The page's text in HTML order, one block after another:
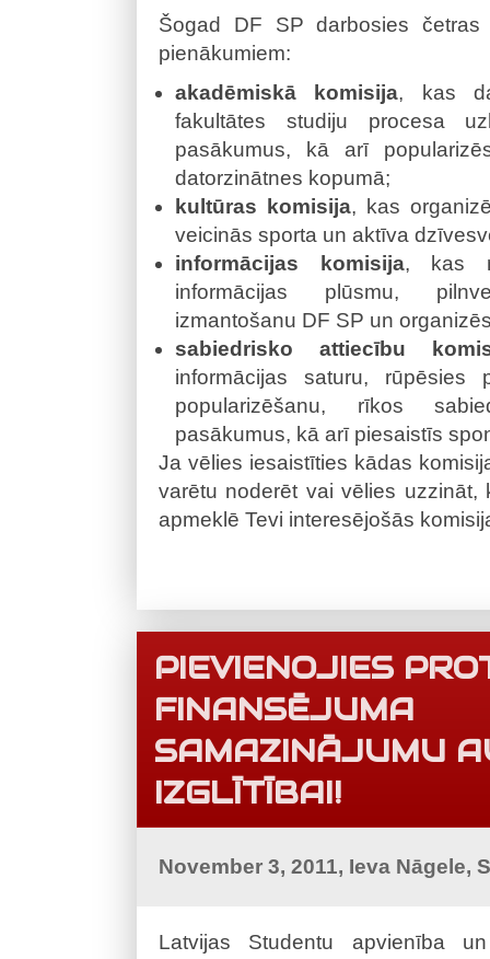
Šogad DF SP darbosies
pienākumiem:
akadēmiskā komisija, kas
fakultātes studiju procesa
pasākumus, kā arī
datorzinātnes kopumā;
kultūras komisija, kas
veicinās sporta un aktīva
informācijas komisija, kas
informācijas plūsmu,
izmantošanu DF SP un
sabiedrisko attiecību
informācijas saturu,
popularizēšanu, rīkos
pasākumus, kā arī piesaistīs
Ja vēlies iesaistīties kādas
varētu noderēt vai vēlies
apmeklē Tevi interesējošās
PIEVIENOJIES
FINANSĒJUMA
SAMAZINĀJUMU
IZGLĪTĪBAI!
November 3, 2011, Ieva Nāgele,
Latvijas Studentu apvienība